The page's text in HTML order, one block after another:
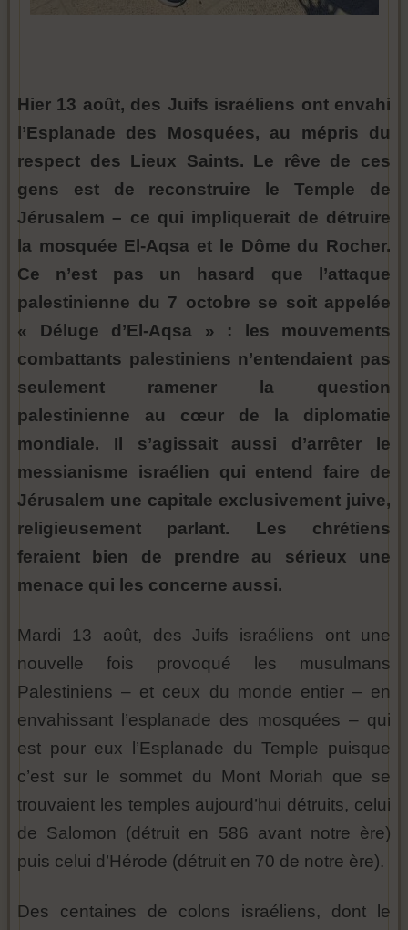
Hier 13 août, des Juifs israéliens ont envahi
l’Esplanade des Mosquées, au mépris du
respect des Lieux Saints. Le rêve de ces
gens est de reconstruire le Temple de
Jérusalem – ce qui impliquerait de détruire
la mosquée El-Aqsa et le Dôme du Rocher.
Ce n’est pas un hasard que l’attaque
palestinienne du 7 octobre se soit appelée
« Déluge d’El-Aqsa » : les mouvements
combattants palestiniens n’entendaient pas
seulement ramener la question
palestinienne au cœur de la diplomatie
mondiale. Il s’agissait aussi d’arrêter le
messianisme israélien qui entend faire de
Jérusalem une capitale exclusivement juive,
religieusement parlant. Les chrétiens
feraient bien de prendre au sérieux une
menace qui les concerne aussi.
Mardi 13 août, des Juifs israéliens ont une
nouvelle fois provoqué les musulmans
Palestiniens – et ceux du monde entier – en
envahissant l’esplanade des mosquées – qui
est pour eux l’Esplanade du Temple puisque
c’est sur le sommet du Mont Moriah que se
trouvaient les temples aujourd’hui détruits, celui
de Salomon (détruit en 586 avant notre ère)
puis celui d’Hérode (détruit en 70 de notre ère).
Des centaines de colons israéliens, dont le